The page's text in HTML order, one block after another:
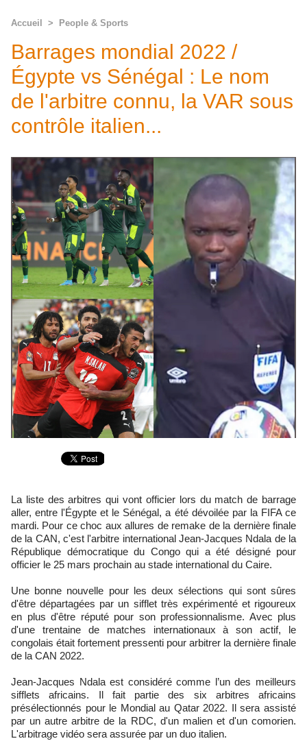
Accueil > People & Sports
Barrages mondial 2022 /
Égypte vs Sénégal : Le nom
de l'arbitre connu, la VAR sous
contrôle italien...
La liste des arbitres qui vont officier lors du match de barrage
aller, entre l'Égypte et le Sénégal, a été dévoilée par la FIFA ce
mardi. Pour ce choc aux allures de remake de la dernière finale
de la CAN, c'est l'arbitre international Jean-Jacques Ndala de la
République démocratique du Congo qui a été désigné pour
officier le 25 mars prochain au stade international du Caire.
Une bonne nouvelle pour les deux sélections qui sont sûres
d'être départagées par un sifflet très expérimenté et rigoureux
en plus d'être réputé pour son professionnalisme. Avec plus
d'une trentaine de matches internationaux à son actif, le
congolais était fortement pressenti pour arbitrer la dernière finale
de la CAN 2022.
Jean-Jacques Ndala est considéré comme l’un des meilleurs
sifflets africains. Il fait partie des six arbitres africains
présélectionnés pour le Mondial au Qatar 2022. Il sera assisté
par un autre arbitre de la RDC, d'un malien et d'un comorien.
L'arbitrage vidéo sera assurée par un duo italien.